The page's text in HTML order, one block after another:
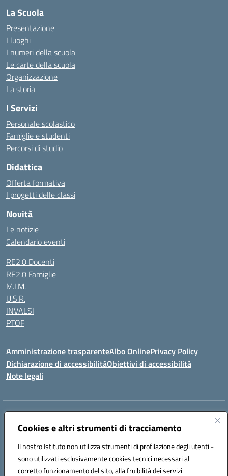
Cookies e altri strumenti di tracciamento
Il nostro Istituto non utilizza strumenti di profilazione degli utenti -
sono utilizzati esclusivamente cookies tecnici necessari al
corretto funzionamento del sito, alla fruibilità dei servizi
La Scuola
Presentazione
I luoghi
I numeri della scuola
Le carte della scuola
Organizzazione
La storia
I Servizi
Personale scolastico
Famiglie e studenti
Percorsi di studio
Didattica
Offerta formativa
I progetti delle classi
Novità
Le notizie
Calendario eventi
RE2.0 Docenti
RE2.0 Famiglie
M.I.M.
U.S.R.
INVALSI
PTOF
Amministrazione trasparenteAlbo OnlinePrivacy Policy
Dichiarazione di accessibilitàObiettivi di accessibilità
Note legali
Indirizzo:
Centralino:09231872080 Email:tpic80900q@istruzione.it
Codice fiscale: 80006340816
Codice meccanografico:
TPIC80900Q